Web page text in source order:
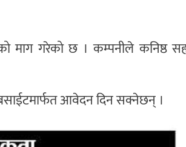
माग गरेको छ । कम्पनीले कनिष्ठ
आवेदन दिन सक्नेछन् ।